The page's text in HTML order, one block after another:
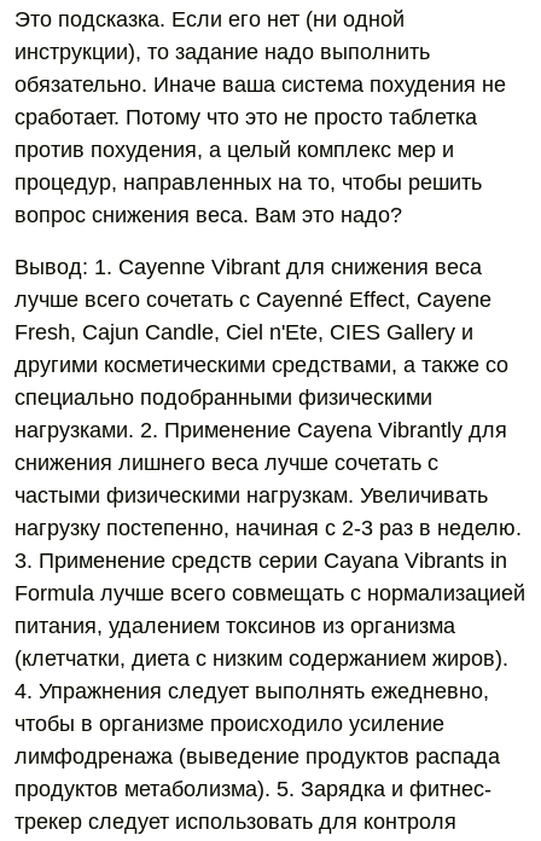
Это подсказка. Если его нет (ни одной
инструкции), то задание надо выполнить
обязательно. Иначе ваша система похудения не
сработает. Потому что это не просто таблетка
против похудения, а целый комплекс мер и
процедур, направленных на то, чтобы решить
вопрос снижения веса. Вам это надо?
Вывод: 1. Cayenne Vibrant для снижения веса
лучше всего сочетать с Cayenné Effect, Cayene
Fresh, Cajun Candle, Ciel n'Ete, CIES Gallery и
другими косметическими средствами, а также со
специально подобранными физическими
нагрузками. 2. Применение Cayena Vibrantly для
снижения лишнего веса лучше сочетать с
частыми физическими нагрузкам. Увеличивать
нагрузку постепенно, начиная с 2-3 раз в неделю.
3. Применение средств серии Cayana Vibrants in
Formula лучше всего совмещать с нормализацией
питания, удалением токсинов из организма
(клетчатки, диета с низким содержанием жиров).
4. Упражнения следует выполнять ежедневно,
чтобы в организме происходило усиление
лимфодренажа (выведение продуктов распада
продуктов метаболизма). 5. Зарядка и фитнес-
трекер следует использовать для контроля